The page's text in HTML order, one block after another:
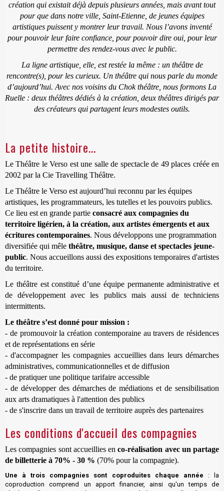
création qui existait déjà depuis plusieurs années, mais avant tout
pour que dans notre ville, Saint-Etienne, de jeunes équipes
artistiques puissent y montrer leur travail. Nous l’avons inventé
pour pouvoir leur faire confiance, pour pouvoir dire oui, pour leur
permettre des rendez-vous avec le public.
La ligne artistique, elle, est restée la même : un théâtre de
rencontre(s), pour les curieux. Un théâtre qui nous parle du monde
d’aujourd’hui. Avec nos voisins du Chok théâtre, nous formons La
Ruelle : deux théâtres dédiés à la création, deux théâtres dirigés par
des créateurs qui partagent leurs modestes outils.
La petite histoire...
Le Théâtre le Verso est une salle de spectacle de 49 places créée en
2002 par la Cie Travelling Théâtre.
Le Théâtre le Verso est aujourd’hui reconnu par les équipes
artistiques, les programmateurs, les tutelles et les pouvoirs publics.
Ce lieu est en grande partie consacré aux compagnies du
territoire ligérien, à la création, aux artistes émergents et aux
écritures contemporaines. Nous développons une programmation
diversifiée qui mêle théâtre, musique, danse et spectacles jeune-
public. Nous accueillons aussi des expositions temporaires d'artistes
du territoire.
Le théâtre est constitué d’une équipe permanente administrative et
de développement avec les publics mais aussi de techniciens
intermittents.
Le théâtre s’est donné pour mission :
- de promouvoir la création contemporaine au travers de résidences
et de représentations en série
- d'accompagner les compagnies accueillies dans leurs démarches
administratives, communicationnelles et de diffusion
- de pratiquer une politique tarifaire accessible
- de développer des démarches de médiations et de sensibilisation
aux arts dramatiques à l'attention des publics
- de s'inscrire dans un travail de territoire auprès des partenaires
Les conditions d'accueil des compagnies
Les compagnies sont accueillies enco-réalisation avec un partage
de billetterie à 70% - 30 % (70% pour la compagnie).
Une à trois compagnies sont coproduites chaque année : la
coproduction comprend un apport financier, ainsi qu'un temps de